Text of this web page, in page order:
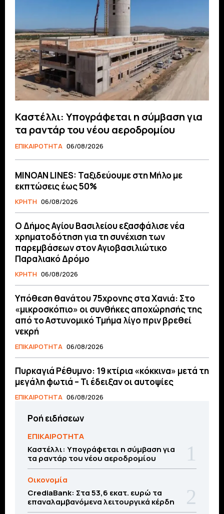
Καστέλλι: Υπογράφεται η σύμβαση για
τα ραντάρ του νέου αεροδρομίου
ΕΠΙΚΑΙΡΟΤΗΤΑ 06/08/2026
MINOAN LINES: Ταξιδεύουμε στη Μήλο με
εκπτώσεις έως 50%
ΚΡΗΤΗ 06/08/2026
O Δήμος Αγίου Βασιλείου εξασφάλισε νέα
χρηματοδότηση για τη συνέχιση των
παρεμβάσεων στον Αγιοβασιλιώτικο
Παραλιακό Δρόμο
ΚΡΗΤΗ 06/08/2026
Υπόθεση θανάτου 75χρονης στα Χανιά: Στο
«μικροσκόπιο» οι συνθήκες αποχώρησής της
από το Αστυνομικό Τμήμα λίγο πριν βρεθεί
νεκρή
ΕΠΙΚΑΙΡΟΤΗΤΑ 06/08/2026
Πυρκαγιά Ρέθυμνο: 19 κτίρια «κόκκινα» μετά τη
μεγάλη φωτιά – Τι έδειξαν οι αυτοψίες
ΕΠΙΚΑΙΡΟΤΗΤΑ 06/08/2026
Ροή ειδήσεων
ΕΠΙΚΑΙΡΟΤΗΤΑ
Καστέλλι: Υπογράφεται η σύμβαση για
τα ραντάρ του νέου αεροδρομίου
Οικονομία
CrediaBank: Στα 53,6 εκατ. ευρώ τα
επαναλαμβανόμενα λειτουργικά κέρδη